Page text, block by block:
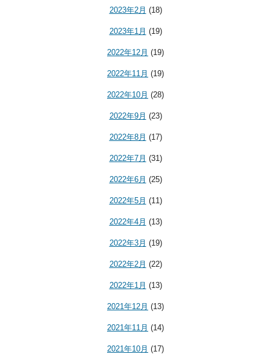
2023年2月 (18)
2023年1月 (19)
2022年12月 (19)
2022年11月 (19)
2022年10月 (28)
2022年9月 (23)
2022年8月 (17)
2022年7月 (31)
2022年6月 (25)
2022年5月 (11)
2022年4月 (13)
2022年3月 (19)
2022年2月 (22)
2022年1月 (13)
2021年12月 (13)
2021年11月 (14)
2021年10月 (17)